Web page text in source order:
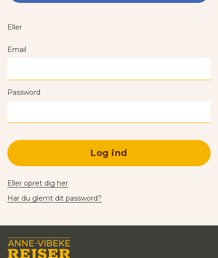
Eller
Email
Password
Log ind
Eller opret dig her
Har du glemt dit password?